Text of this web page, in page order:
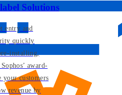
Solutions
entry and
quickly
installing,
award-
customers
revenue by